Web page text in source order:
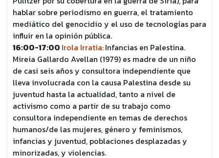
hablar sobre periodismo en guerra, el tratamiento
mediático del genocidio y el uso de tecnologías para
influir en la opinión pública.
16:00-17:00 Irola Irratia:Infancias en Palestina.
Mireia Gallardo Avellan (1979) es madre de un niño
de casi seis años y consultora independiente que
lleva involucrada con la causa Palestina desde su
juventud hasta la actualidad, tanto a nivel de
activismo como a partir de su trabajo como
consultora independiente en temas de derechos
humanos/de las mujeres, género y feminismos,
infancias y juventud, poblaciones desplazadas y
minorizadas, y violencias.